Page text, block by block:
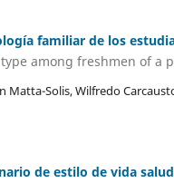
familiar de los
among freshmen of a
Matta-Solis, Wilfredo
de estilo de vida